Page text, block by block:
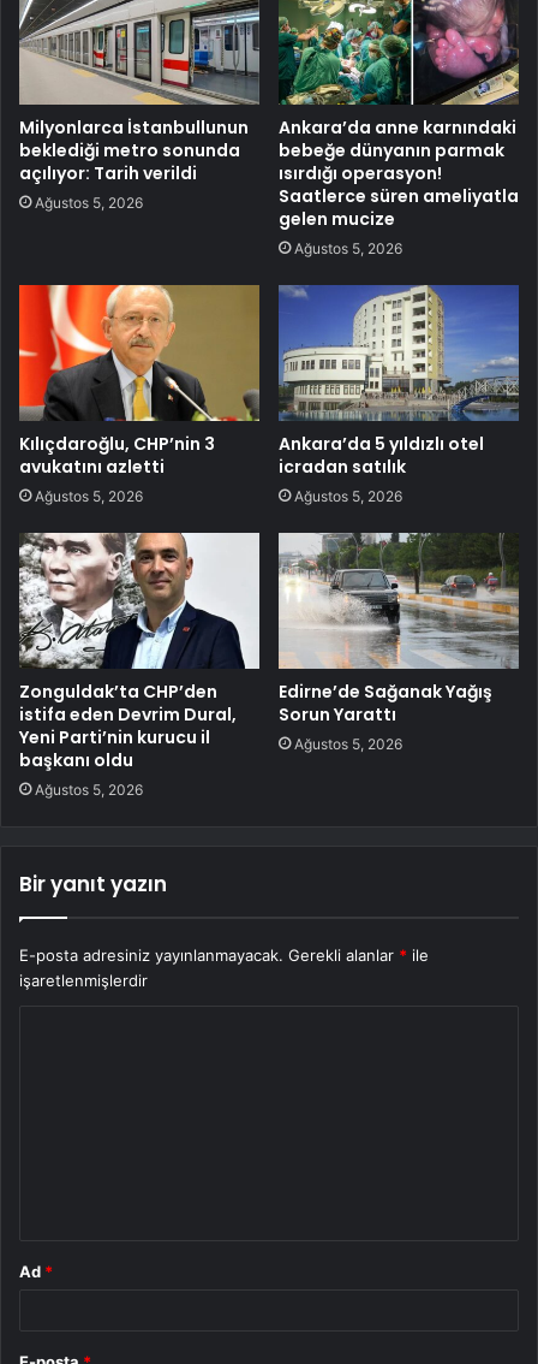
Milyonlarca İstanbullunun
beklediği metro sonunda
açılıyor: Tarih verildi
Ağustos 5, 2026
Ankara’da anne karnındaki
bebeğe dünyanın parmak
ısırdığı operasyon!
Saatlerce süren ameliyatla
gelen mucize
Ağustos 5, 2026
Kılıçdaroğlu, CHP’nin 3
avukatını azletti
Ağustos 5, 2026
Ankara’da 5 yıldızlı otel
icradan satılık
Ağustos 5, 2026
Zonguldak’ta CHP’den
istifa eden Devrim Dural,
Yeni Parti’nin kurucu il
başkanı oldu
Ağustos 5, 2026
Edirne’de Sağanak Yağış
Sorun Yarattı
Ağustos 5, 2026
Bir yanıt yazın
E-posta adresiniz yayınlanmayacak. Gerekli alanlar * ile
işaretlenmişlerdir
Ad *